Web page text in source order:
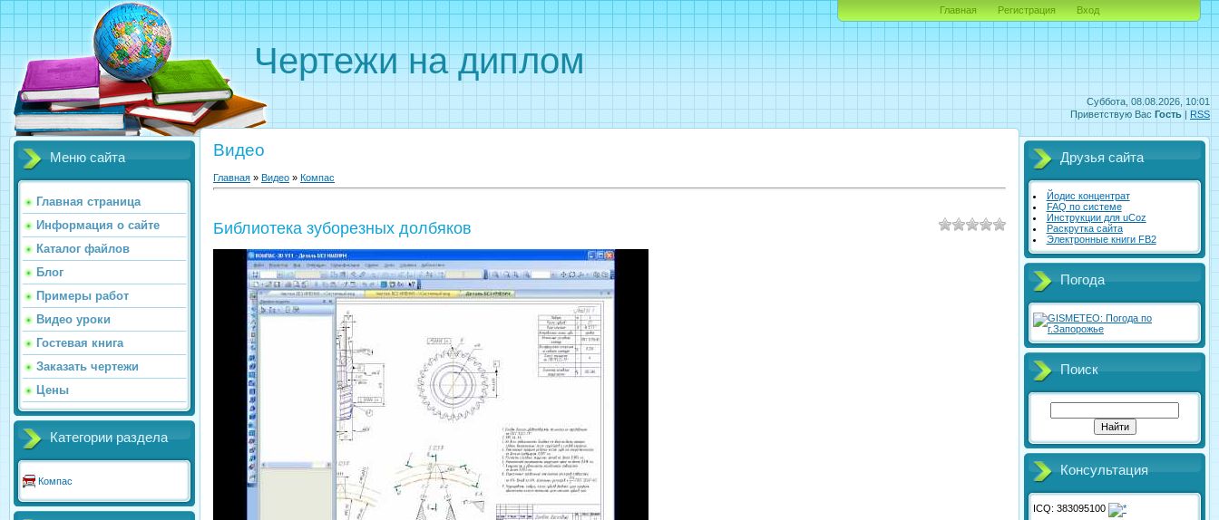
Суббота, 08.08.2026, 10:01
Приветствую Вас Гость | RSS
Чертежи на диплом
Главная Регистрация Вход
Меню сайта
Главная страница
Информация о сайте
Каталог файлов
Блог
Примеры работ
Видео уроки
Гостевая книга
Заказать чертежи
Цены
Категории раздела
Компас
Видео
Главная » Видео » Компас
Библиотека зуборезных долбяков
Друзья сайта
Йодис концентрат
FAQ по системе
Инструкции для uCoz
Раскрутка сайта
Электронные книги FB2
Погода
Поиск
Консультация
ICQ: 383095100